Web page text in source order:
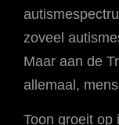
zoveel
Maar aan de
allemaal,
Toon groeit op